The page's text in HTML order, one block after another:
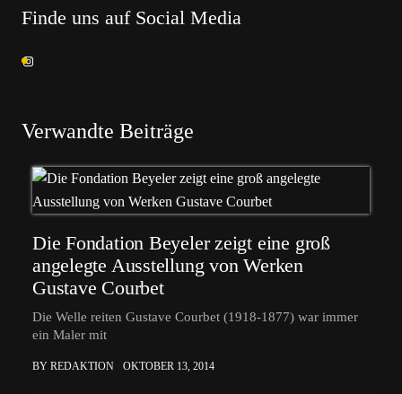
Finde uns auf Social Media
Verwandte Beiträge
Die Fondation Beyeler zeigt eine groß
angelegte Ausstellung von Werken
Gustave Courbet
Die Welle reiten Gustave Courbet (1918-1877) war immer
ein Maler mit
BY REDAKTION OKTOBER 13, 2014